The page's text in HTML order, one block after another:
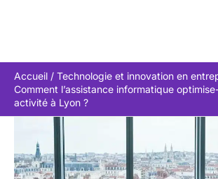
Accueil
Technologie et innovation en
Comment l’assistance informatique
activité à Lyon ?